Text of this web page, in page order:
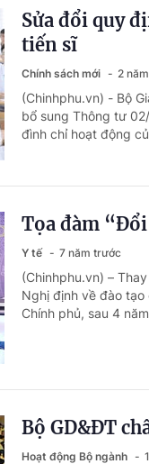
Sửa đổi quy
tiến sĩ
Chính sách mới 2
(Chinhphu.vn) - Bộ
bổ sung Thông tư
đình chỉ hoạt động
Tọa đàm
Y tế 7 năm trước
(Chinhphu.vn) –
Nghị định về đào
Chính phủ, sau 4
Bộ GD&ĐT
Hoạt động Bộ ngành